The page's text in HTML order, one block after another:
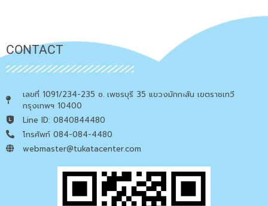
CONTACT
เลขที่ 1091/234-235 ซ. เพชรบุรี 35 แขวงมักกะสัน เขตราชเทวี
กรุงเทพฯ 10400
Line ID: 0840844480
โทรศัพท์ 084-084-4480
webmaster@tukatacenter.com